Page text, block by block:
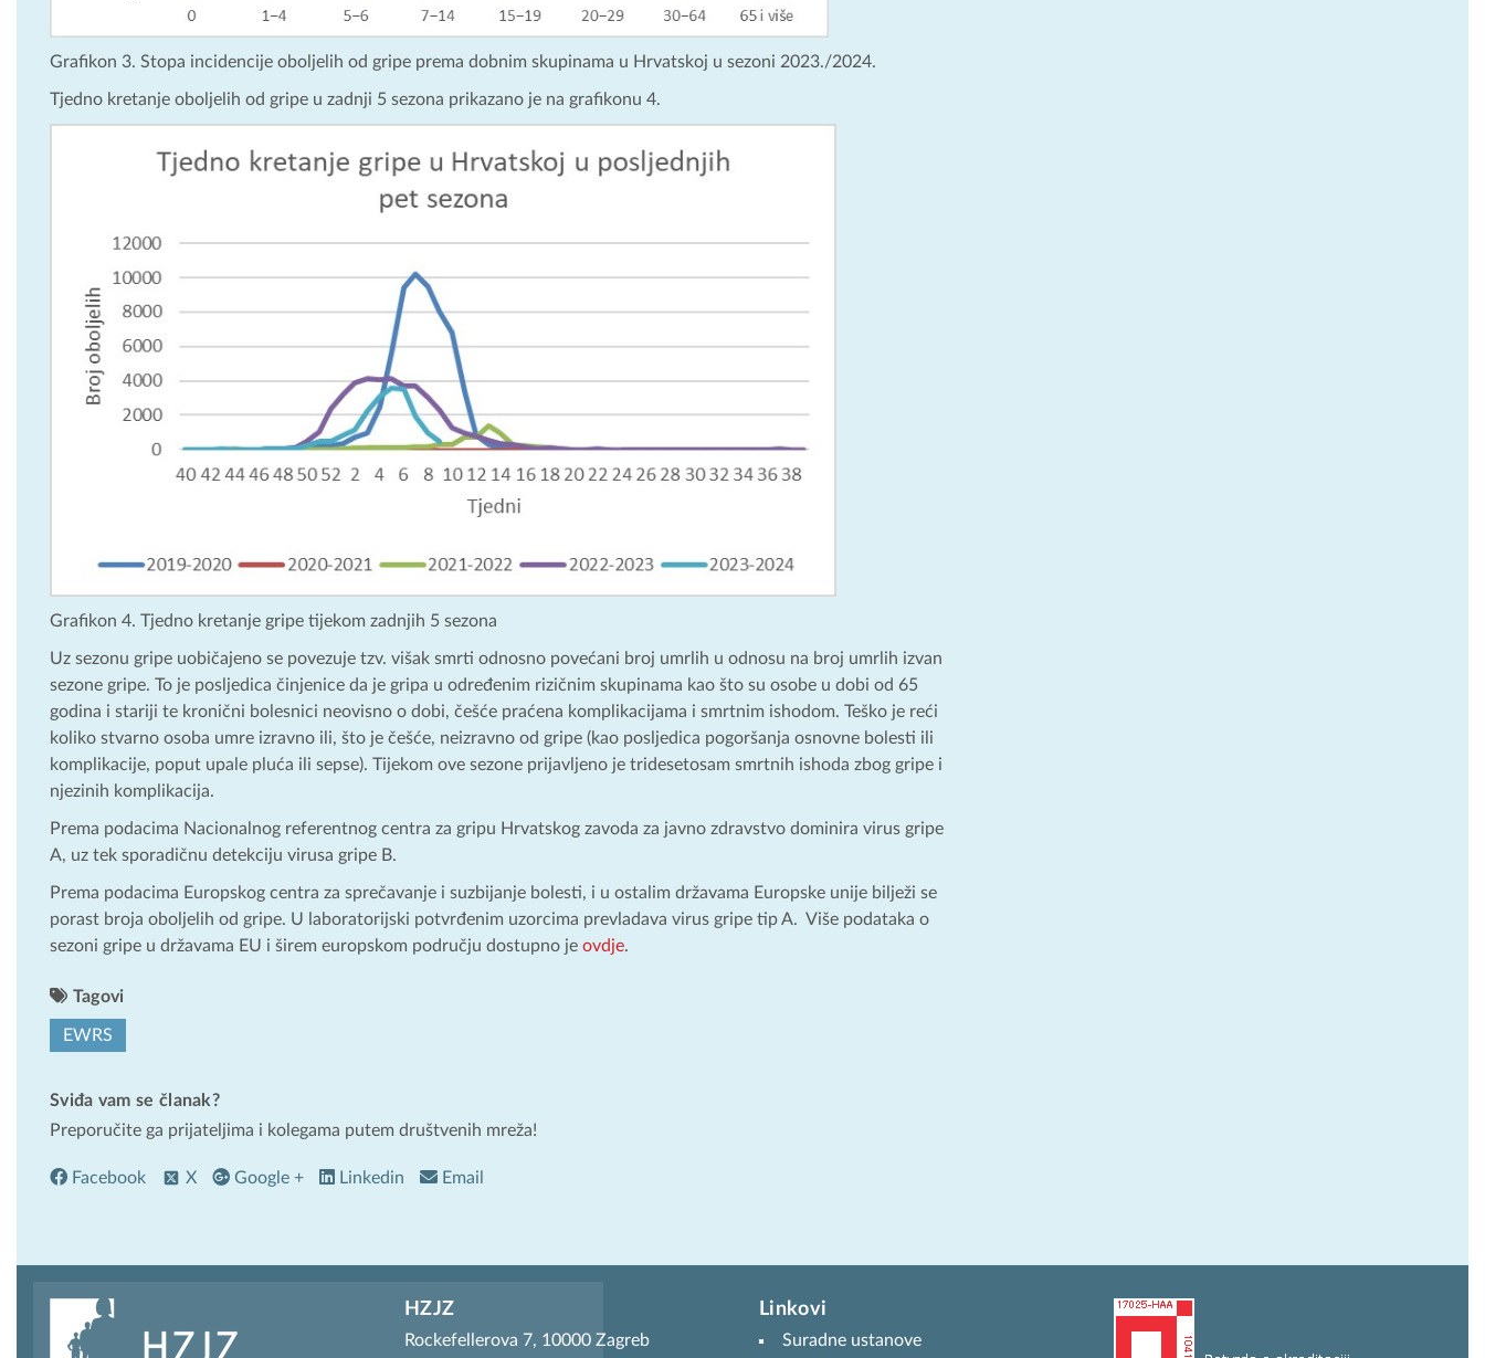
Grafikon 3. Stopa incidencije oboljelih od gripe prema dobnim skupinama u Hrvatskoj u sezoni 2023./2024.
Tjedno kretanje oboljelih od gripe u zadnji 5 sezona prikazano je na grafikonu 4.
Grafikon 4. Tjedno kretanje gripe tijekom zadnjih 5 sezona
Uz sezonu gripe uobičajeno se povezuje tzv. višak smrti odnosno povećani broj umrlih u odnosu na broj umrlih izvan
sezone gripe. To je posljedica činjenice da je gripa u određenim rizičnim skupinama kao što su osobe u dobi od 65
godina i stariji te kronični bolesnici neovisno o dobi, češće praćena komplikacijama i smrtnim ishodom. Teško je reći
koliko stvarno osoba umre izravno ili, što je češće, neizravno od gripe (kao posljedica pogoršanja osnovne bolesti ili
komplikacije, poput upale pluća ili sepse). Tijekom ove sezone prijavljeno je tridesetosam smrtnih ishoda zbog gripe i
njezinih komplikacija.
Prema podacima Nacionalnog referentnog centra za gripu Hrvatskog zavoda za javno zdravstvo dominira virus gripe
A, uz tek sporadičnu detekciju virusa gripe B.
Prema podacima Europskog centra za sprečavanje i suzbijanje bolesti, i u ostalim državama Europske unije bilježi se
porast broja oboljelih od gripe. U laboratorijski potvrđenim uzorcima prevladava virus gripe tip A. Više podataka o
sezoni gripe u državama EU i širem europskom području dostupno je ovdje.
Tagovi
EWRS
Sviđa vam se članak?
Preporučite ga prijateljima i kolegama putem društvenih mreža!
Facebook X Google + Linkedin Email
HZJZ
Rockefellerova 7, 10000 Zagreb
Linkovi
Suradne ustanove